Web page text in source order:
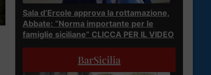
Sala d’Ercole approva la rottamazione,
Abbate: “Norma importante per le
famiglie siciliane” CLICCA PER IL VIDEO
BarSicilia